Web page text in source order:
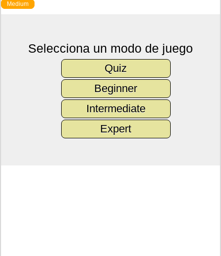
Medium
Selecciona un modo de juego
Quiz
Beginner
Intermediate
Expert